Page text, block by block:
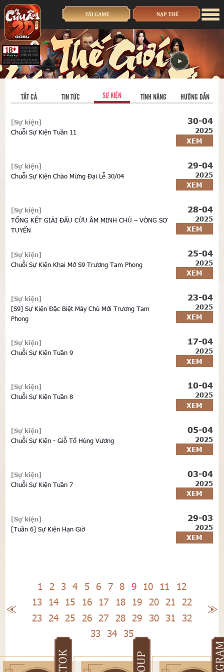
TẤT CẢ TIN TỨC SỰ KIỆN TÍNH NĂNG HƯỚNG DẪN
[Sự kiện]
Chuỗi Sự Kiện Tuần 11
30-04
2025
XEM
[Sự kiện]
Chuỗi Sự Kiện Chào Mừng Đại Lễ 30/04
29-04
2025
XEM
[Sự kiện]
TỔNG KẾT GIẢI ĐẤU CỬU ÂM MINH CHỦ – VÒNG SƠ
TUYỂN
28-04
2025
XEM
[Sự kiện]
Chuỗi Sự Kiện Khai Mở S9 Trương Tam Phong
25-04
2025
XEM
[Sự kiện]
[S9] Sự Kiện Đặc Biệt Máy Chủ Mới Trương Tam
Phong
23-04
2025
XEM
[Sự kiện]
Chuỗi Sự Kiện Tuần 9
17-04
2025
XEM
[Sự kiện]
Chuỗi Sự Kiện Tuần 8
10-04
2025
XEM
[Sự kiện]
Chuỗi Sự Kiện - Giỗ Tổ Hùng Vương
05-04
2025
XEM
[Sự kiện]
Chuỗi Sự Kiện Tuần 7
03-04
2025
XEM
[Sự kiện]
[Tuần 6] Sự Kiện Hạn Giờ
29-03
2025
XEM
1 2 3 4 5 6 7 8 9 10 11
12
13
14 15 16 17 18 19 20 21 22
23 24 25 26 27 28 29 30 31
32
33 34 35